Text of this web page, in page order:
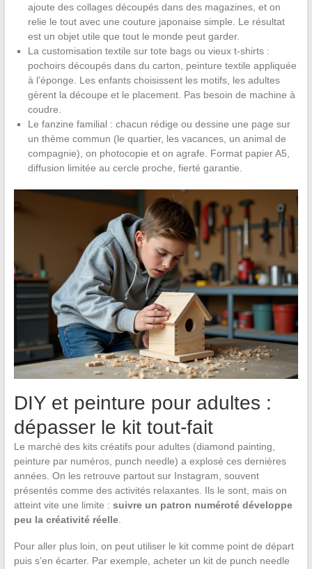
ajoute des collages découpés dans des magazines, et on
relie le tout avec une couture japonaise simple. Le résultat
est un objet utile que tout le monde peut garder.
La customisation textile sur tote bags ou vieux t-shirts :
pochoirs découpés dans du carton, peinture textile appliquée
à l’éponge. Les enfants choisissent les motifs, les adultes
gèrent la découpe et le placement. Pas besoin de machine à
coudre.
Le fanzine familial : chacun rédige ou dessine une page sur
un thème commun (le quartier, les vacances, un animal de
compagnie), on photocopie et on agrafe. Format papier A5,
diffusion limitée au cercle proche, fierté garantie.
DIY et peinture pour adultes :
dépasser le kit tout-fait
Le marché des kits créatifs pour adultes (diamond painting,
peinture par numéros, punch needle) a explosé ces dernières
années. On les retrouve partout sur Instagram, souvent
présentés comme des activités relaxantes. Ils le sont, mais on
atteint vite une limite : suivre un patron numéroté développe
peu la créativité réelle.
Pour aller plus loin, on peut utiliser le kit comme point de départ
puis s’en écarter. Par exemple, acheter un kit de punch needle